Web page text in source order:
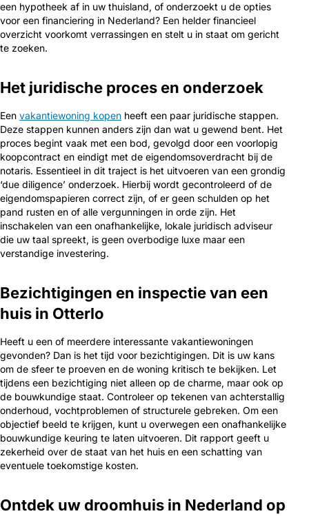
een hypotheek af in uw thuisland, of onderzoekt u de opties
voor een financiering in Nederland? Een helder financieel
overzicht voorkomt verrassingen en stelt u in staat om gericht
te zoeken.
Het juridische proces en onderzoek
Een vakantiewoning kopen heeft een paar juridische stappen.
Deze stappen kunnen anders zijn dan wat u gewend bent. Het
proces begint vaak met een bod, gevolgd door een voorlopig
koopcontract en eindigt met de eigendomsoverdracht bij de
notaris. Essentieel in dit traject is het uitvoeren van een grondig
‘due diligence’ onderzoek. Hierbij wordt gecontroleerd of de
eigendomspapieren correct zijn, of er geen schulden op het
pand rusten en of alle vergunningen in orde zijn. Het
inschakelen van een onafhankelijke, lokale juridisch adviseur
die uw taal spreekt, is geen overbodige luxe maar een
verstandige investering.
Bezichtigingen en inspectie van een
huis in Otterlo
Heeft u een of meerdere interessante vakantiewoningen
gevonden? Dan is het tijd voor bezichtigingen. Dit is uw kans
om de sfeer te proeven en de woning kritisch te bekijken. Let
tijdens een bezichtiging niet alleen op de charme, maar ook op
de bouwkundige staat. Controleer op tekenen van achterstallig
onderhoud, vochtproblemen of structurele gebreken. Om een
objectief beeld te krijgen, kunt u overwegen een onafhankelijke
bouwkundige keuring te laten uitvoeren. Dit rapport geeft u
zekerheid over de staat van het huis en een schatting van
eventuele toekomstige kosten.
Ontdek uw droomhuis in Nederland op